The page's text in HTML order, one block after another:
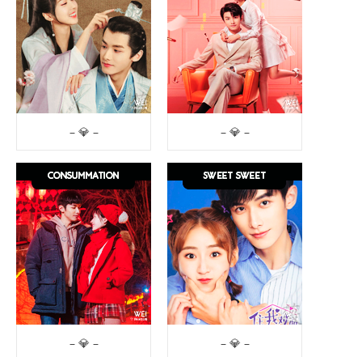
– 💎 – – 💎 –
– 💎 – – 💎 –